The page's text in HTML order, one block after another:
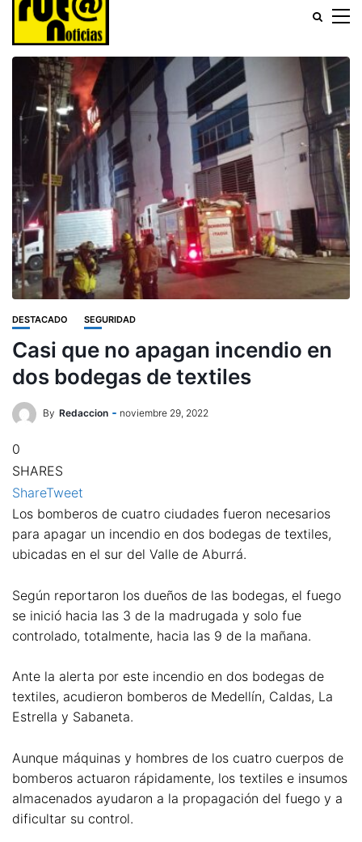
DESTACADO SEGURIDAD
Casi que no apagan incendio en
dos bodegas de textiles
By Redaccion noviembre 29, 2022
0
SHARES
ShareTweet
Los bomberos de cuatro ciudades fueron necesarios
para apagar un incendio en dos bodegas de textiles,
ubicadas en el sur del Valle de Aburrá.
Según reportaron los dueños de las bodegas, el fuego
se inició hacia las 3 de la madrugada y solo fue
controlado, totalmente, hacia las 9 de la mañana.
Ante la alerta por este incendio en dos bodegas de
textiles, acudieron bomberos de Medellín, Caldas, La
Estrella y Sabaneta.
Aunque máquinas y hombres de los cuatro cuerpos de
bomberos actuaron rápidamente, los textiles e insumos
almacenados ayudaron a la propagación del fuego y a
dificultar su control.